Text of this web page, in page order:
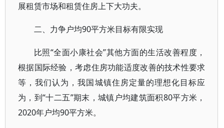
展租赁市场和租赁住房上下大功夫。
二、力争户均90平方米目标有限实现
比照“全面小康社会”其他方面的生活改善程度，
根据国际经验，考虑住房功能适度改善的技术性要求
等，我们认为，我国城镇住房定量的理想化目标应
为，到“十二五”期末，城镇户均建筑面积80平方米，
2020年户均90平方米。